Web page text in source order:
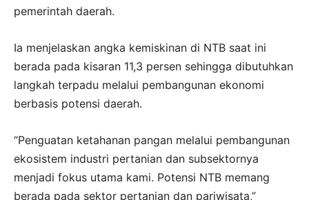
pemerintah daerah.
Ia menjelaskan angka kemiskinan di NTB saat ini
berada pada kisaran 11,3 persen sehingga dibutuhkan
langkah terpadu melalui pembangunan ekonomi
berbasis potensi daerah.
“Penguatan ketahanan pangan melalui pembangunan
ekosistem industri pertanian dan subsektornya
menjadi fokus utama kami. Potensi NTB memang
berada pada sektor pertanian dan pariwisata,”